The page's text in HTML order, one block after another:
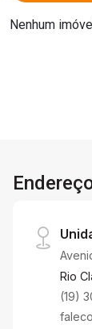
Nenhum
Rio
(19)